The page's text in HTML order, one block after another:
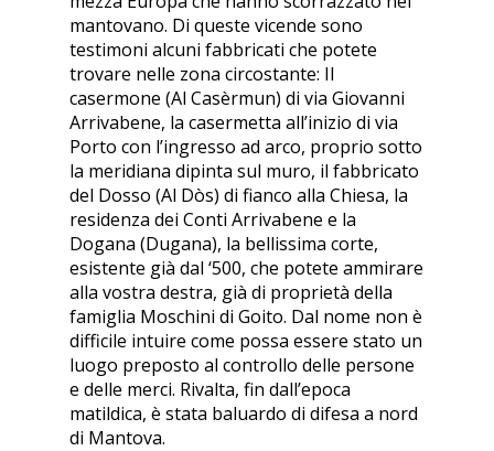
mantovano. Di queste vicende sono
testimoni alcuni fabbricati che potete
trovare nelle zona circostante: Il
casermone (Al Casèrmun) di via Giovanni
Arrivabene, la casermetta all’inizio di via
Porto con l’ingresso ad arco, proprio sotto
la meridiana dipinta sul muro, il fabbricato
del Dosso (Al Dòs) di fianco alla Chiesa, la
residenza dei Conti Arrivabene e la
Dogana (Dugana), la bellissima corte,
esistente già dal ‘500, che potete ammirare
alla vostra destra, già di proprietà della
famiglia Moschini di Goito. Dal nome non è
difficile intuire come possa essere stato un
luogo preposto al controllo delle persone
e delle merci. Rivalta, fin dall’epoca
matildica, è stata baluardo di difesa a nord
di Mantova.